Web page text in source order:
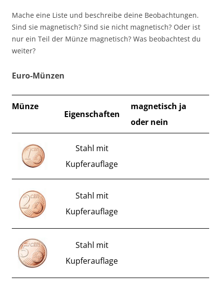
Mache eine Liste und beschreibe deine Beobachtungen.
Sind sie magnetisch? Sind sie nicht magnetisch? Oder ist
nur ein Teil der Münze magnetisch? Was beobachtest du
weiter?
Euro-Münzen
Münze
Eigenschaften
magnetisch ja
oder nein
Stahl mit
Kupferauflage
Stahl mit
Kupferauflage
Stahl mit
Kupferauflage